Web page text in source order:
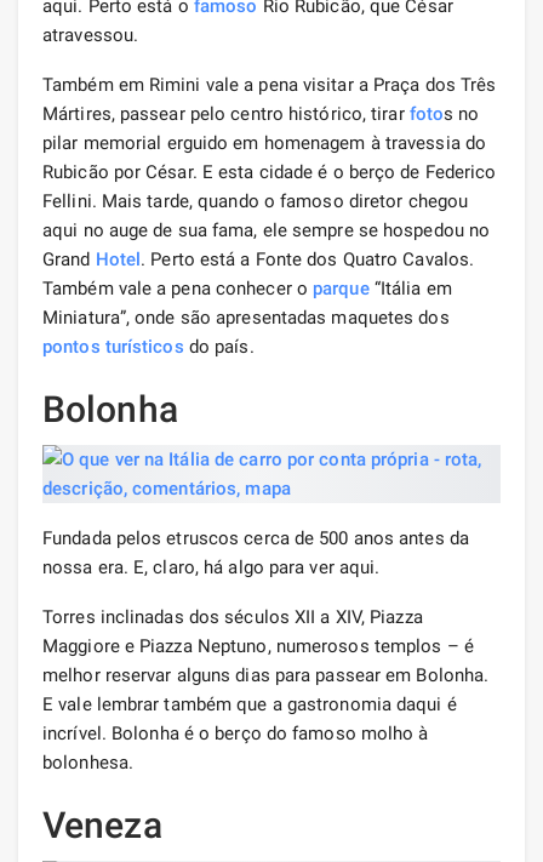
aqui. Perto está o famoso Rio Rubicão, que César
atravessou.
Também em Rimini vale a pena visitar a Praça dos Três
Mártires, passear pelo centro histórico, tirar fotos no
pilar memorial erguido em homenagem à travessia do
Rubicão por César. E esta cidade é o berço de Federico
Fellini. Mais tarde, quando o famoso diretor chegou
aqui no auge de sua fama, ele sempre se hospedou no
Grand Hotel. Perto está a Fonte dos Quatro Cavalos.
Também vale a pena conhecer o parque“Itália em
Miniatura”, onde são apresentadas maquetes dos
pontos turísticos do país.
Bolonha
Fundada pelos etruscos cerca de 500 anos antes da
nossa era. E, claro, há algo para ver aqui.
Torres inclinadas dos séculos XII a XIV, Piazza
Maggiore e Piazza Neptuno, numerosos templos – é
melhor reservar alguns dias para passear em Bolonha.
E vale lembrar também que a gastronomia daqui é
incrível. Bolonha é o berço do famoso molho à
bolonhesa.
Veneza